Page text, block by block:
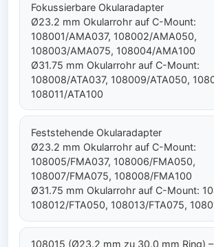
Fokussierbare Okularadapter
Ø23.2 mm Okularrohr auf C-Mount:
108001/AMA037, 108002/AMA050,
108003/AMA075, 108004/AMA100
Ø31.75 mm Okularrohr auf C-Mount:
108008/ATA037, 108009/ATA050,
108011/ATA100
Feststehende Okularadapter
Ø23.2 mm Okularrohr auf C-Mount:
108005/FMA037, 108006/FMA050,
108007/FMA075, 108008/FMA100
Ø31.75 mm Okularrohr auf C-Mount:
108012/FTA050, 108013/FTA075,
108015 (Ø23.2 mm zu 30.0 mm Ring)